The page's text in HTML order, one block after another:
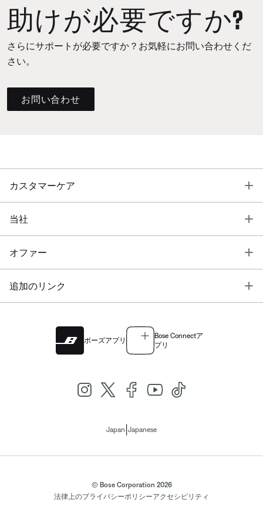
助けが必要ですか?
さらにサポートが必要ですか？お気軽にお問い合わせくだ
さい。
お問い合わせ
カスタマーケア
当社
オファー
追加のリンク
ボーズアプリ
Bose Connectア
プリ
Japan Japanese
© Bose Corporation 2026
法律上のプライバシーポリシーアクセシビリティ